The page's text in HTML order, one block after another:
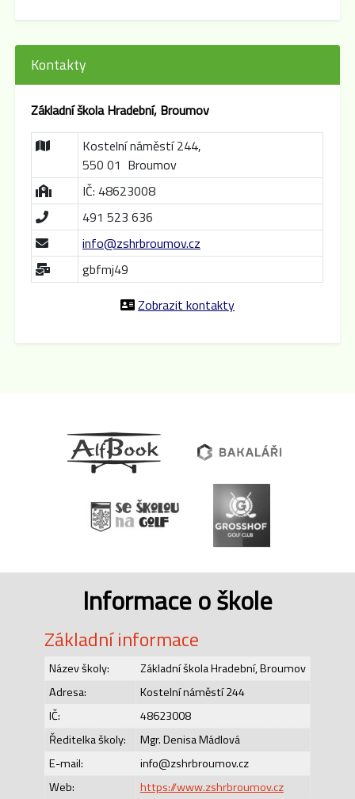
Kontakty
Základní škola Hradební, Broumov
Kostelní náměstí 244,
550 01 Broumov
IČ: 48623008
491 523 636
info@zshrbroumov.cz
gbfmj49
Zobrazit kontakty
Informace o škole
Základní informace
Název školy:
Základní škola Hradební, Broumov
Adresa:
Kostelní náměstí 244
IČ:
48623008
Ředitelka školy:
Mgr. Denisa Mádlová
E-mail:
info@zshrbroumov.cz
Web:
https://www.zshrbroumov.cz